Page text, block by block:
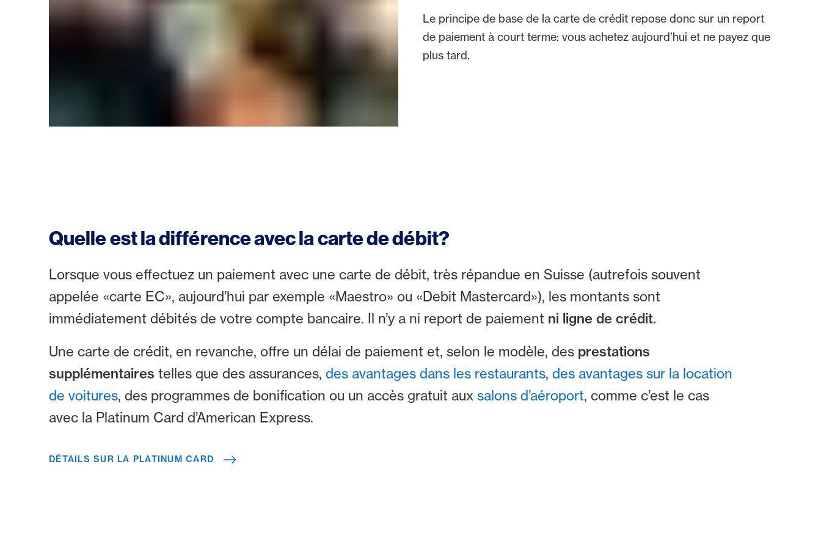
Le principe de base de la carte de crédit repose donc sur un report
de paiement à court terme: vous achetez aujourd’hui et ne payez que
plus tard.
Quelle est la différence avec la carte de débit?
Lorsque vous effectuez un paiement avec une carte de débit, très répandue en Suisse (autrefois souvent
appelée «carte EC», aujourd’hui par exemple «Maestro» ou «Debit Mastercard»), les montants sont
immédiatement débités de votre compte bancaire. Il n’y a ni report de paiement ni ligne de crédit.
Une carte de crédit, en revanche, offre un délai de paiement et, selon le modèle, des prestations
supplémentaires telles que des assurances, des avantages dans les restaurants, des avantages sur la location
de voitures, des programmes de bonification ou un accès gratuit aux salons d’aéroport, comme c’est le cas
avec la Platinum Card d’American Express.
DÉTAILS SUR LA PLATINUM CARD